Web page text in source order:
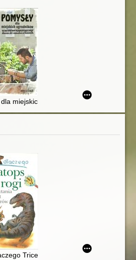
dla miejskich ogrodników : każdego
Triceratops miał rogi i inne pytania